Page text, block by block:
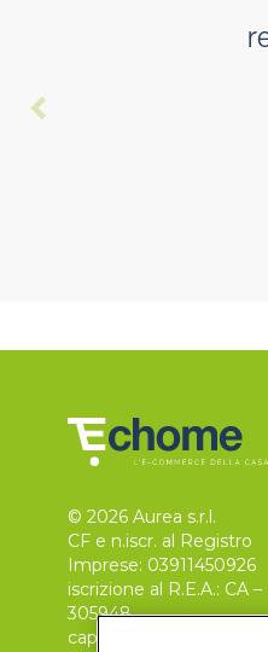
© 2026 Aurea s.r.l.
CF e n.iscr. al Registro
Imprese: 03911450926
iscrizione al R.E.A.: CA –
305948
capitale sociale 30.000